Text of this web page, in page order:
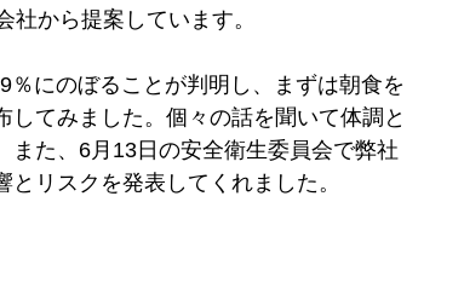
から提案しています。
にのぼることが判明し、まずは朝食を
てみました。個々の話を聞いて体調と
た、6月13日の安全衛生委員会で弊社
リスクを発表してくれました。